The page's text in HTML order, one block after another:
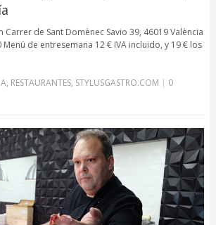
Carrer de Sant Domènec Savio 39, 46019 València
de entresemana 12 € IVA incluido, y 19 € los
, RESTAURANTES, STYLUSGASTRO.COM | 0